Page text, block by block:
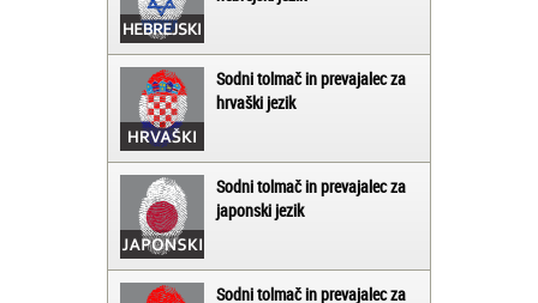
Sodni tolmač in prevajalec za
hrvaški jezik
Sodni tolmač in prevajalec za
japonski jezik
Sodni tolmač in prevajalec za